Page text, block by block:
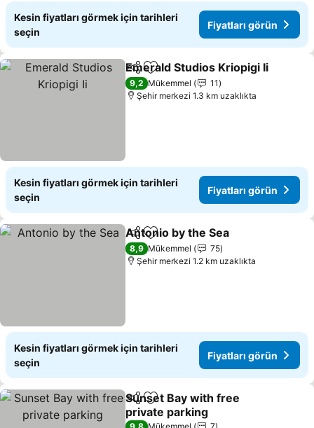
Kesin fiyatları görmek için tarihleri
seçin
Fiyatları görün
PaylaşFavorilerime ekle
Emerald Studios Kriopigi Ii
9,2 Mükemmel
11
Şehir merkezi 1.3 km uzaklıkta
Kesin fiyatları görmek için tarihleri
seçin
Fiyatları görün
PaylaşFavorilerime ekle
Antonio by the Sea
8,9 Mükemmel
75
Şehir merkezi 1.2 km uzaklıkta
Kesin fiyatları görmek için tarihleri
seçin
Fiyatları görün
PaylaşFavorilerime ekle
Sunset Bay with free
private parking